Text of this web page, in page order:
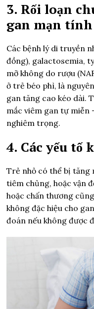
3. Rối loạn
gan mạn tính
Các bệnh lý di truyền
đồng), galactosemia,
mỡ không do rượu
ở trẻ béo phì, là
gan tăng cao kéo dài.
mắc viêm gan tự miễn
nghiêm trọng.
4. Các yếu tố
Trẻ nhỏ có thể bị tăng
tiêm chủng, hoặc vận
hoặc chấn thương
không đặc hiệu cho
đoán nếu không được